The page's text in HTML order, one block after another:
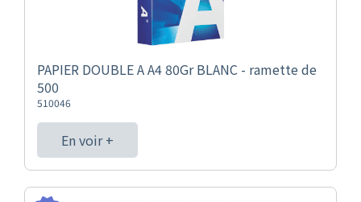
PAPIER DOUBLE A A4 80Gr BLANC - ramette de
500
510046
En voir +